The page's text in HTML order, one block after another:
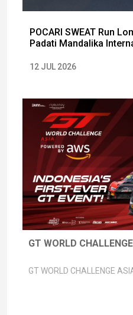
POCARI SWEAT Run
Padati Mandalika
12 JUL 2026
GT WORLD
GT WORLD CHALLENGE